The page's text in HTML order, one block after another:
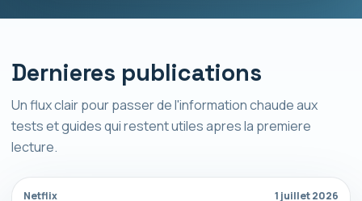
Dernieres publications
Un flux clair pour passer de l'information chaude aux
tests et guides qui restent utiles apres la premiere
lecture.
Netflix 1 juillet 2026